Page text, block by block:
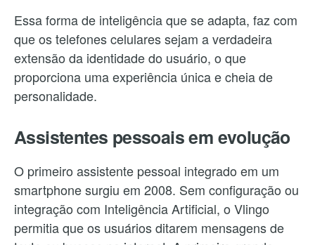
Essa forma de inteligência que se adapta, faz com
que os telefones celulares sejam a verdadeira
extensão da identidade do usuário, o que
proporciona uma experiência única e cheia de
personalidade.
Assistentes pessoais em evolução
O primeiro assistente pessoal integrado em um
smartphone surgiu em 2008. Sem configuração ou
integração com Inteligência Artificial, o Vlingo
permitia que os usuários ditarem mensagens de